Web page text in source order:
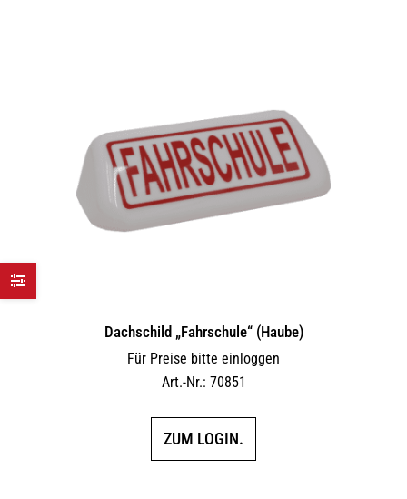
Dachschild „Fahrschule“ (Haube)
Für Preise bitte einloggen
Art.-Nr.: 70851
ZUM LOGIN.